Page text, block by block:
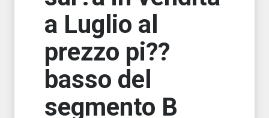
a Luglio al
prezzo pi??
basso del
segmento B